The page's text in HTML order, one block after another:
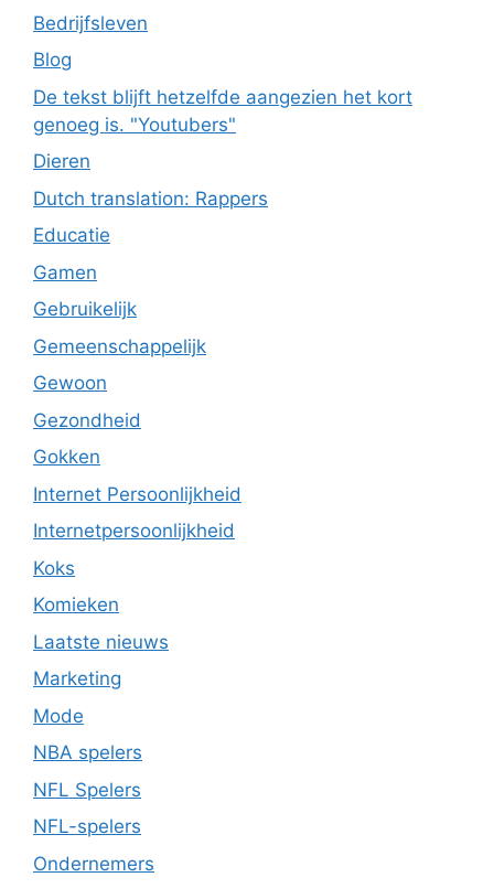
Bedrijfsleven
Blog
De tekst blijft hetzelfde aangezien het kort
genoeg is. "Youtubers"
Dieren
Dutch translation: Rappers
Educatie
Gamen
Gebruikelijk
Gemeenschappelijk
Gewoon
Gezondheid
Gokken
Internet Persoonlijkheid
Internetpersoonlijkheid
Koks
Komieken
Laatste nieuws
Marketing
Mode
NBA spelers
NFL Spelers
NFL-spelers
Ondernemers